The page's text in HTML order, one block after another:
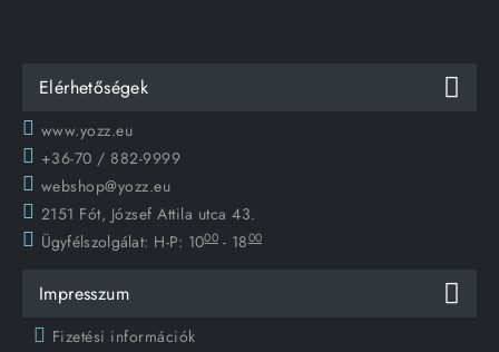
Elérhetőségek
www.yozz.eu
+36-70 / 882-9999
webshop@yozz.eu
2151 Fót, József Attila utca 43.
Ügyfélszolgálat: H-P: 1000 - 1800
Impresszum
Fizetési információk